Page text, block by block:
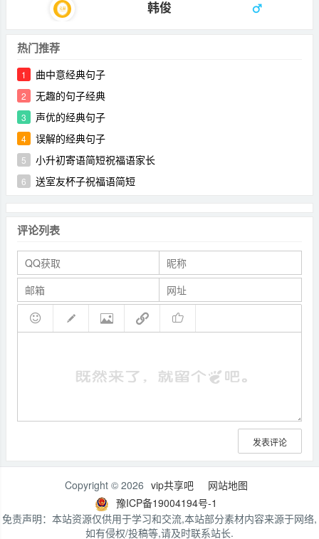
韩俊
热门推荐
1 曲中意经典句子
2 无趣的句子经典
3 声优的经典句子
4 误解的经典句子
5 小升初寄语简短祝福语家长
6 送室友杯子祝福语简短
评论列表
发表评论
Copyright © 2026 vip共享吧
网站地图
豫ICP备19004194号-1
免责声明：本站资源仅供用于学习和交流,本站部分素材内容来源于网络,
如有侵权/投稿等,请及时联系站长.